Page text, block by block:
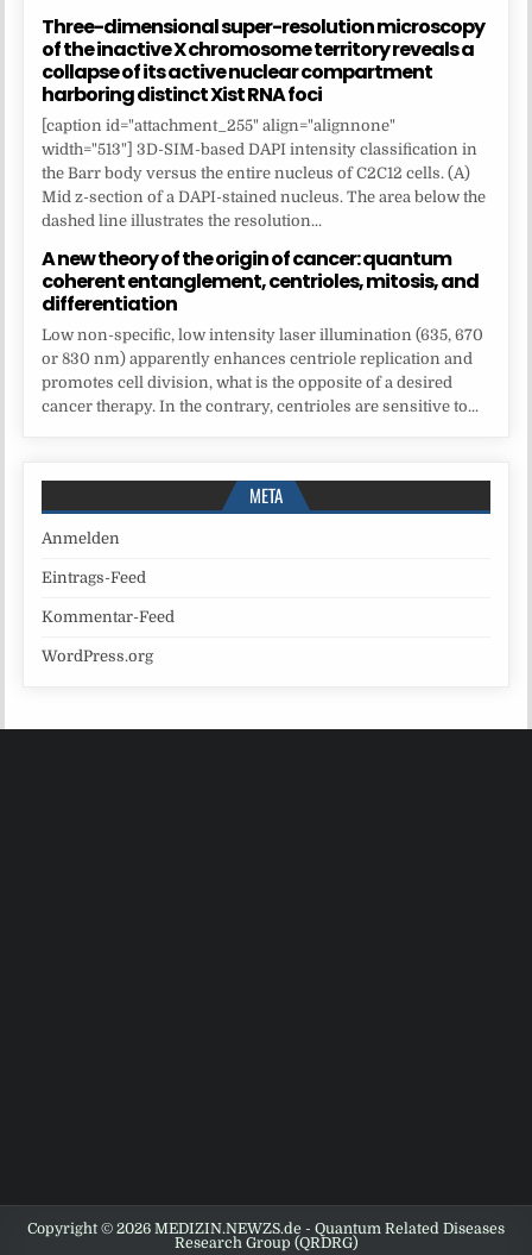
Three-dimensional super-resolution microscopy
of the inactive X chromosome territory reveals a
collapse of its active nuclear compartment
harboring distinct Xist RNA foci
[caption id="attachment_255" align="alignnone"
width="513"] 3D-SIM-based DAPI intensity classification in
the Barr body versus the entire nucleus of C2C12 cells. (A)
Mid z-section of a DAPI-stained nucleus. The area below the
dashed line illustrates the resolution...
A new theory of the origin of cancer: quantum
coherent entanglement, centrioles, mitosis, and
differentiation
Low non-specific, low intensity laser illumination (635, 670
or 830 nm) apparently enhances centriole replication and
promotes cell division, what is the opposite of a desired
cancer therapy. In the contrary, centrioles are sensitive to...
META
Anmelden
Eintrags-Feed
Kommentar-Feed
WordPress.org
Copyright © 2026 MEDIZIN.NEWZS.de - Quantum Related Diseases
Research Group (QRDRG)